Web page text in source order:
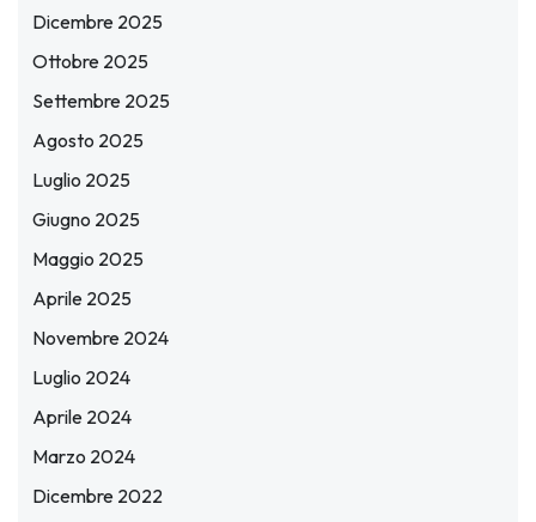
Dicembre 2025
Ottobre 2025
Settembre 2025
Agosto 2025
Luglio 2025
Giugno 2025
Maggio 2025
Aprile 2025
Novembre 2024
Luglio 2024
Aprile 2024
Marzo 2024
Dicembre 2022